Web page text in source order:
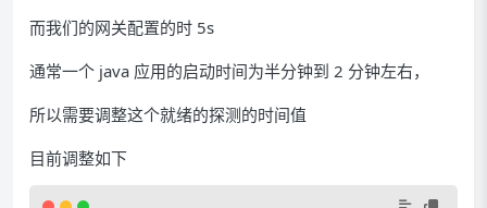
而我们的网关配置的时 5s
通常一个 java 应用的启动时间为半分钟到 2 分钟左右，
所以需要调整这个就绪的探测的时间值
目前调整如下